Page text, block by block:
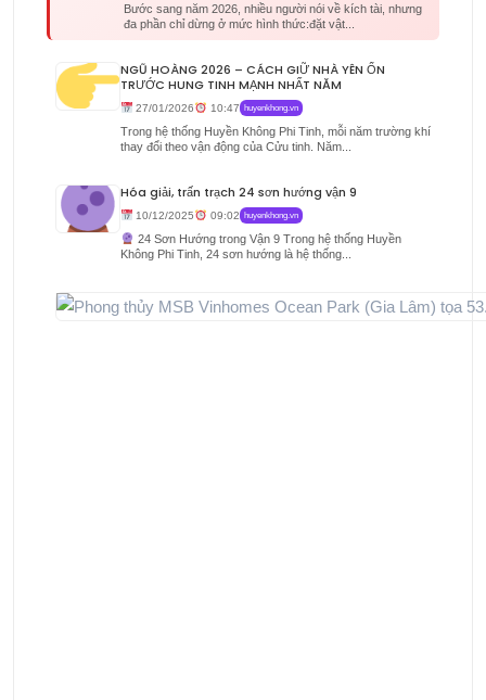
Bước sang năm 2026, nhiều người nói về kích tài, nhưng
đa phần chỉ dừng ở mức hình thức:đặt vật...
NGŨ HOÀNG 2026 – CÁCH GIỮ NHÀ YÊN ỔN
TRƯỚC HUNG TINH MẠNH NHẤT NĂM
27/01/2026 10:47 huyenkhong.vn
Trong hệ thống Huyền Không Phi Tinh, mỗi năm trường khí
thay đổi theo vận động của Cửu tinh. Năm...
Hóa giải, trấn trạch 24 sơn hướng vận 9
10/12/2025 09:02 huyenkhong.vn
24 Sơn Hướng trong Vận 9 Trong hệ thống Huyền
Không Phi Tinh, 24 sơn hướng là hệ thống...